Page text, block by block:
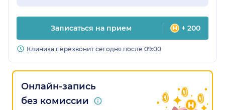
Записаться на прием + 200
Клиника перезвонит сегодня после 09:00
Онлайн-запись
без комиссии